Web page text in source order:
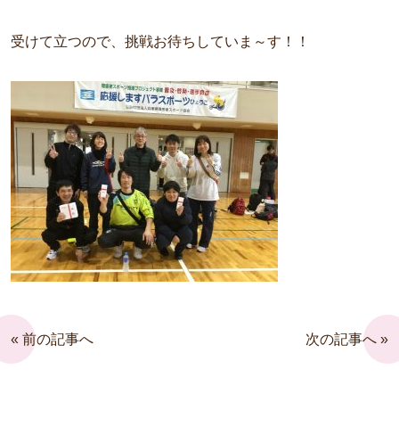
受けて立つので、挑戦お待ちしていま～す！！
« 前の記事へ 次の記事へ »